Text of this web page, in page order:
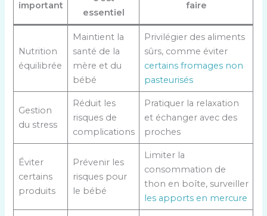
important
essentiel
faire
Nutrition
équilibrée
Maintient la
santé de la
mère et du
bébé
Privilégier des aliments
sûrs, comme éviter
certains fromages non
pasteurisés
Gestion
du stress
Réduit les
risques de
complications
Pratiquer la relaxation
et échanger avec des
proches
Éviter
certains
produits
Prévenir les
risques pour
le bébé
Limiter la
consommation de
thon en boîte, surveiller
les apports en mercure